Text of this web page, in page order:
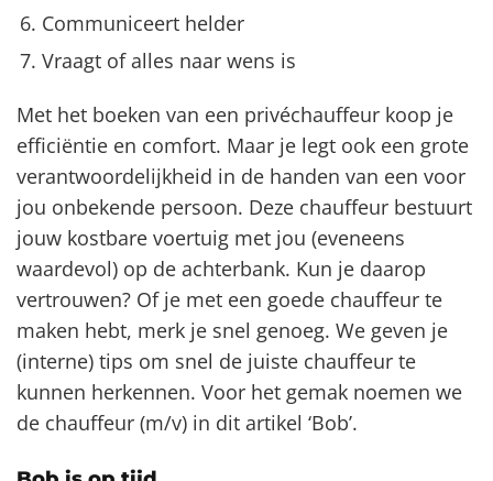
Communiceert helder
Vraagt of alles naar wens is
Met het boeken van een privéchauffeur koop je
efficiëntie en comfort. Maar je legt ook een grote
verantwoordelijkheid in de handen van een voor
jou onbekende persoon. Deze chauffeur bestuurt
jouw kostbare voertuig met jou (eveneens
waardevol) op de achterbank. Kun je daarop
vertrouwen? Of je met een goede chauffeur te
maken hebt, merk je snel genoeg. We geven je
(interne) tips om snel de juiste chauffeur te
kunnen herkennen. Voor het gemak noemen we
de chauffeur (m/v) in dit artikel ‘Bob’.